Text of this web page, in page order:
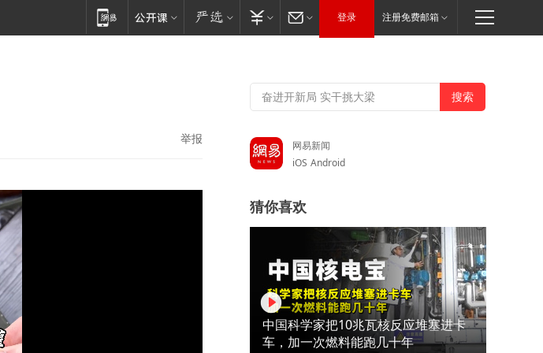
登录 注册免费邮箱
举报
网易新闻
iOS Android
猜你喜欢
中国科学家把10兆瓦核反应堆塞进卡
车，加一次燃料能跑几十年